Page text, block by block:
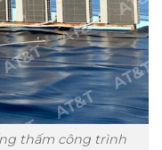
thấm công trình